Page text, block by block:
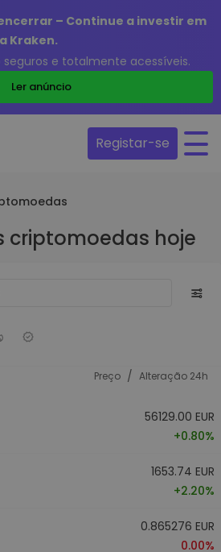
– Continue a investir em
Kraken.
seguros e totalmente acessíveis.
Ler anúncio
Registar-se
criptomoedas hoje
Preço / Alteração 24h
56129.00 EUR
+0.80%
1653.74 EUR
+2.20%
0.865276 EUR
0.00%